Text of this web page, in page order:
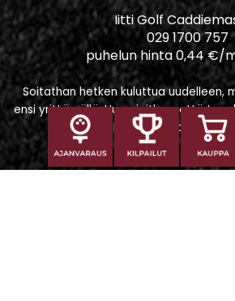
Iitti Golf
029 1700 757
puhelun hinta 0,44 €/
Soitathan hetken kuluttua uudelleen,
ensi yrittämällä. Huomioithan, että
vaikeampi tavoittaa
Iitti Golf